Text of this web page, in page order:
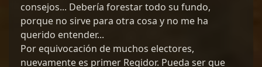
consejos... Debería forestar todo su fundo,
porque no sirve para otra cosa y no me ha
querido entender...
Por equivocación de muchos electores,
nuevamente es primer Regidor. Pueda ser que